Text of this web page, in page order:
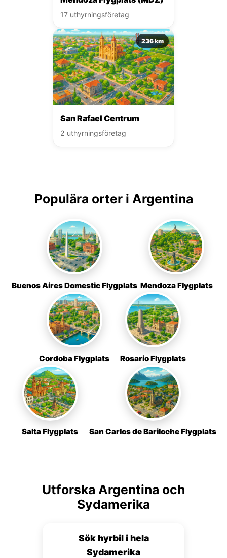
17 uthyrningsföretag
236 km
San Rafael Centrum
2 uthyrningsföretag
Populära orter i Argentina
Buenos Aires Domestic Flygplats Mendoza Flygplats
Cordoba Flygplats Rosario Flygplats
Salta Flygplats San Carlos de Bariloche Flygplats
Utforska Argentina och
Sydamerika
Sök hyrbil i hela
Sydamerika